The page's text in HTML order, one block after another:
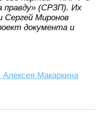
правду» (СРЗП). Их
Сергей Миронов
документа и
Макаркина